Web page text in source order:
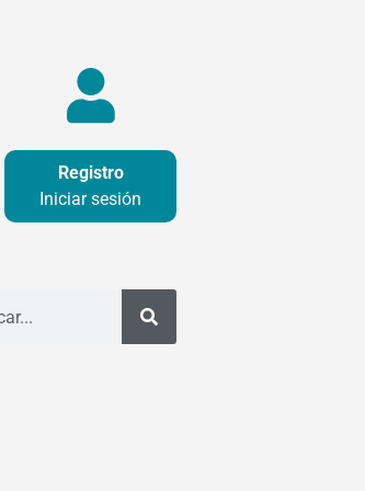
Registro
Iniciar sesión